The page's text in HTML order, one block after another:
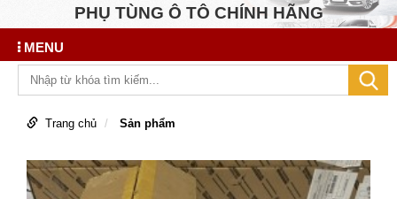
PHỤ TÙNG Ô TÔ CHÍNH HÃNG
MENU
Trang chủ Sản phẩm